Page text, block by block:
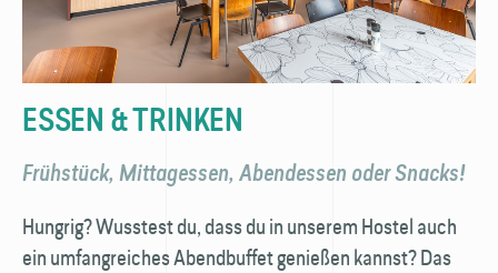
ESSEN & TRINKEN
Frühstück, Mittagessen, Abendessen oder Snacks!
Hungrig? Wusstest du, dass du in unserem Hostel auch
ein umfangreiches Abendbuffet genießen kannst? Das